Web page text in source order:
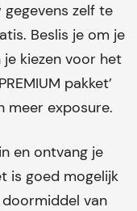
zelf te
Beslis je om je
kiezen voor het
pakket’
meer exposure.
en ontvang je
is goed mogelijk
van